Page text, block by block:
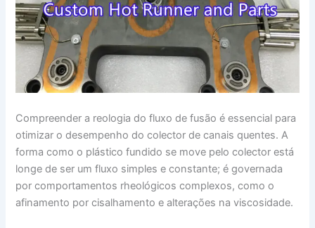
Compreender a reologia do fluxo de fusão é essencial para
otimizar o desempenho do colector de canais quentes. A
forma como o plástico fundido se move pelo colector está
longe de ser um fluxo simples e constante; é governada
por comportamentos rheológicos complexos, como o
afinamento por cisalhamento e alterações na viscosidade.